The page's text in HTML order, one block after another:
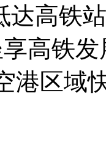
达高铁
高铁
港区域